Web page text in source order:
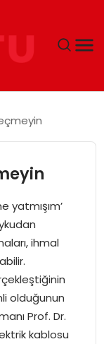
yatmışım’
ihmal
olduğunun
Prof. Dr.
kablosu